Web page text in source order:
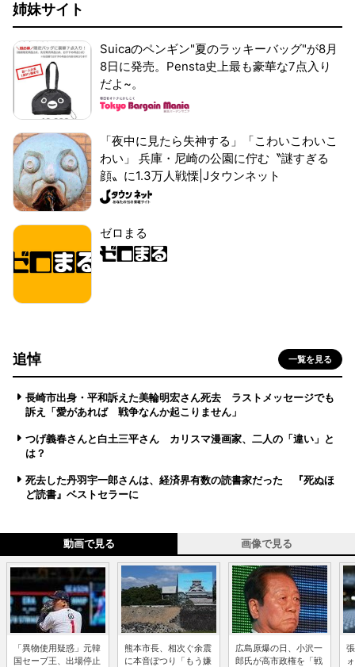
姉妹サイト
Suicaのペンギン"夏のラッキーバッグ"が8月
8日に発売。Pensta史上最も豪華な7点入り
だよ~。
「夜中に見たら失神する」「こわいこわいこ
わい」 兵庫・尼崎の公園に佇む〝謎すぎる
顔〟に1.3万人戦慄|Jタウンネット
ゼロまる
追悼 一覧を見る
長崎市出身・平和訴えた美輪明宏さん死去 ラストメッセージでも
訴え「愛があれば 戦争なんか起こりません」
つげ義春さんと白土三平さん カリスマ漫画家、二人の「違い」と
は？
死去した丹羽宇一郎さんは、経済界有数の読書家だった 『死ぬほ
ど読書』ベストセラーに
動画で見る 画像で見る
「異物使用疑惑」元韓
国セーブ王、出場停止
熊本市長、相次ぐ余震
に本音ぽつり「もう嫌
広島原爆の日、小沢一
郎氏が高市政権を「戦